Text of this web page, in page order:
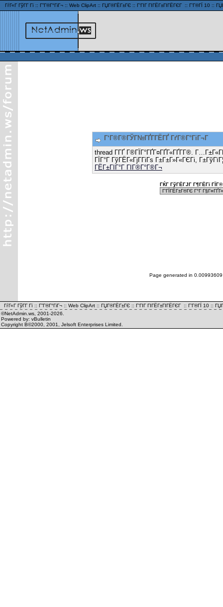
ГѓГ«Г ГўГ­Г Гї :: Г”Г®Г°ГіГ¬ :: Web ClipArt :: ГЏГ®ГЁГ±ГЄ :: Г‘ГІГ ГІГЁГ±ГІГЁГЄГ :: Г’Г®ГЇ 10 ::
Г‘Г®Г®ГЎГ№ГҐГ­ГЁГҐ ГґГ®Г°ГіГ¬Г
thread Г­ГҐ Г®ГЇГ°ГҐГ¤ГҐГ«ГҐГ­Г®.
ГЇГ°Г ГўГЁГ«ГјГ­ГіГѕ Г±Г±Г»Г«ГЄГі,
ГЁГ±ГІГ°Г ГІГ®Г°Г®Г¬
ГЌГ ГўГЁГЈГ Г¶ГЁГї ГЇГ®
Page generated in
ГѓГ«Г ГўГ­Г Гї :: Г”Г®Г°ГіГ¬ :: Web ClipArt :: ГЏГ®ГЁГ±ГЄ :: Г‘ГІГ ГІГЁГ±ГІГЁГЄГ :: Г’Г®ГЇ 10 ::
©NetAdmin.ws, 2001-2026.
Powered by: vBulletin
Copyright В©2000, 2001, Jelsoft Enterprises Limited.